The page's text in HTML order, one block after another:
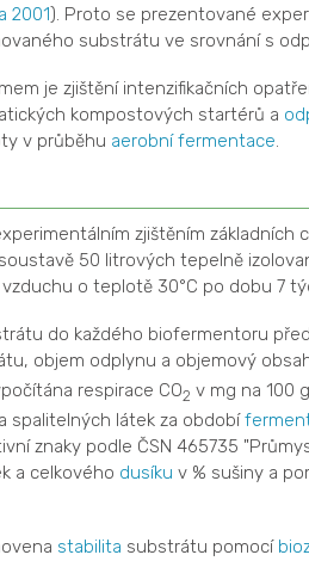
2001). Proto se prezentované
substrátu ve srovnání s
je zjištění intenzifikačních
kompostových startérů a
v průběhu aerobní fermentace
zjištěním základních
50 litrových tepelně
o teplotě 30°C po dobu 7
do každého biofermentoru
objem odplynu a objemový
respirace CO2 v mg na 100
spalitelných látek za období
znaky podle ČSN 465735
a celkového dusíku v % sušiny a
stabilita substrátu pomocí